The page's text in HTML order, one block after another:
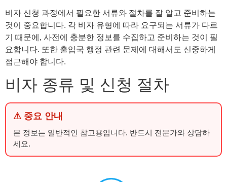
비자 신청 과정에서 필요한 서류와 절차를 잘 알고 준비하는
것이 중요합니다. 각 비자 유형에 따라 요구되는 서류가 다르
기 때문에, 사전에 충분한 정보를 수집하고 준비하는 것이 필
요합니다. 또한 출입국 행정 관련 문제에 대해서도 신중하게
접근해야 합니다.
비자 종류 및 신청 절차
⚠ 중요 안내
본 정보는 일반적인 참고용입니다. 반드시 전문가와 상담하
세요.